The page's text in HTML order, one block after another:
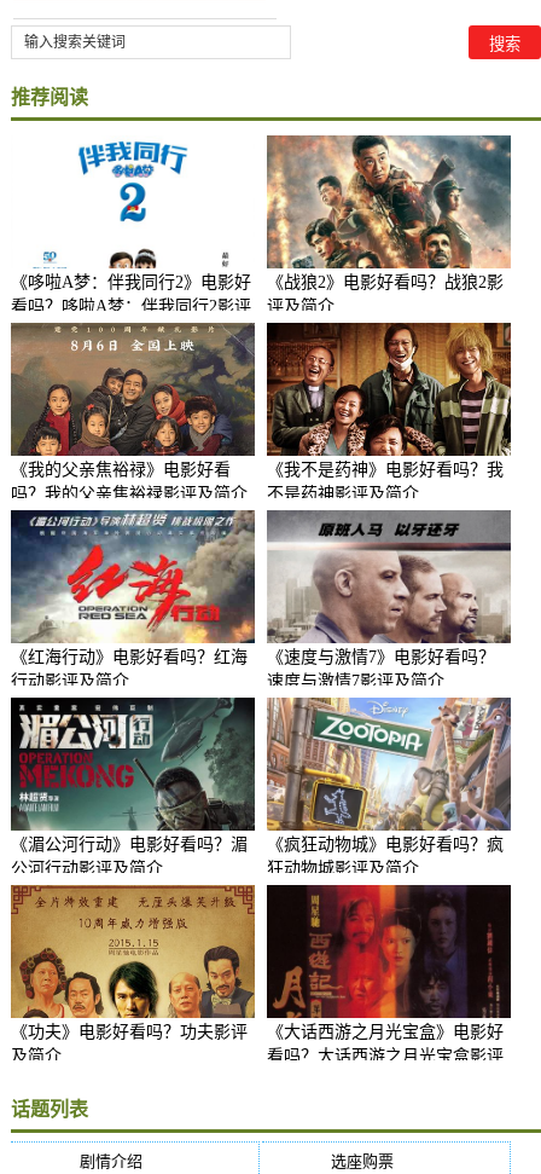
推荐阅读
《哆啦A梦：伴我同行2》电影好
看吗？哆啦A梦：伴我同行2影评
及简介
《战狼2》电影好看吗？战狼2影
评及简介
《我的父亲焦裕禄》电影好看
吗？我的父亲焦裕禄影评及简介
《我不是药神》电影好看吗？我
不是药神影评及简介
《红海行动》电影好看吗？红海
行动影评及简介
《速度与激情7》电影好看吗？
速度与激情7影评及简介
《湄公河行动》电影好看吗？湄
公河行动影评及简介
《疯狂动物城》电影好看吗？疯
狂动物城影评及简介
《功夫》电影好看吗？功夫影评
及简介
《大话西游之月光宝盒》电影好
看吗？大话西游之月光宝盒影评
话题列表
剧情介绍 选座购票(5384)